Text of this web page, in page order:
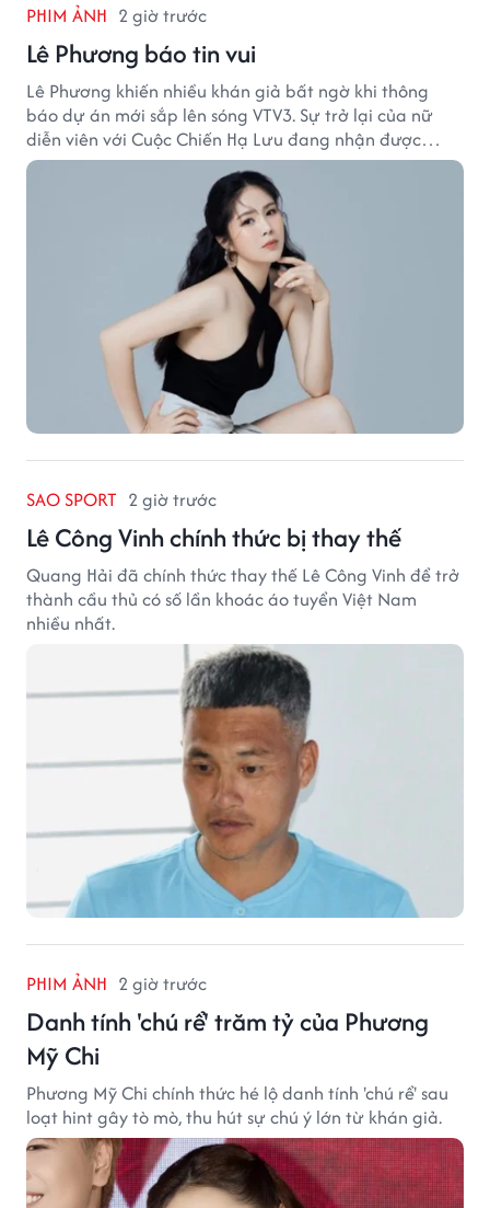
PHIM ẢNH 2 giờ trước
Lê Phương báo tin vui
Lê Phương khiến nhiều khán giả bất ngờ khi thông
báo dự án mới sắp lên sóng VTV3. Sự trở lại của nữ
diễn viên với Cuộc Chiến Hạ Lưu đang nhận được
nhiều sự quan tâm.
SAO SPORT 2 giờ trước
Lê Công Vinh chính thức bị thay thế
Quang Hải đã chính thức thay thế Lê Công Vinh để trở
thành cầu thủ có số lần khoác áo tuyển Việt Nam
nhiều nhất.
PHIM ẢNH 2 giờ trước
Danh tính 'chú rể' trăm tỷ của Phương
Mỹ Chi
Phương Mỹ Chi chính thức hé lộ danh tính 'chú rể' sau
loạt hint gây tò mò, thu hút sự chú ý lớn từ khán giả.